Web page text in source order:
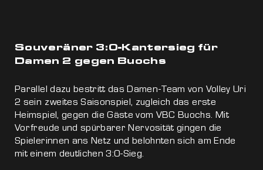
Souveräner 3:0-Kantersieg für
Damen 2 gegen Buochs
Parallel dazu bestritt das Damen-Team von Volley Uri
2 sein zweites Saisonspiel, zugleich das erste
Heimspiel, gegen die Gäste vom VBC Buochs. Mit
Vorfreude und spürbarer Nervosität gingen die
Spielerinnen ans Netz und belohnten sich am Ende
mit einem deutlichen 3:0-Sieg.